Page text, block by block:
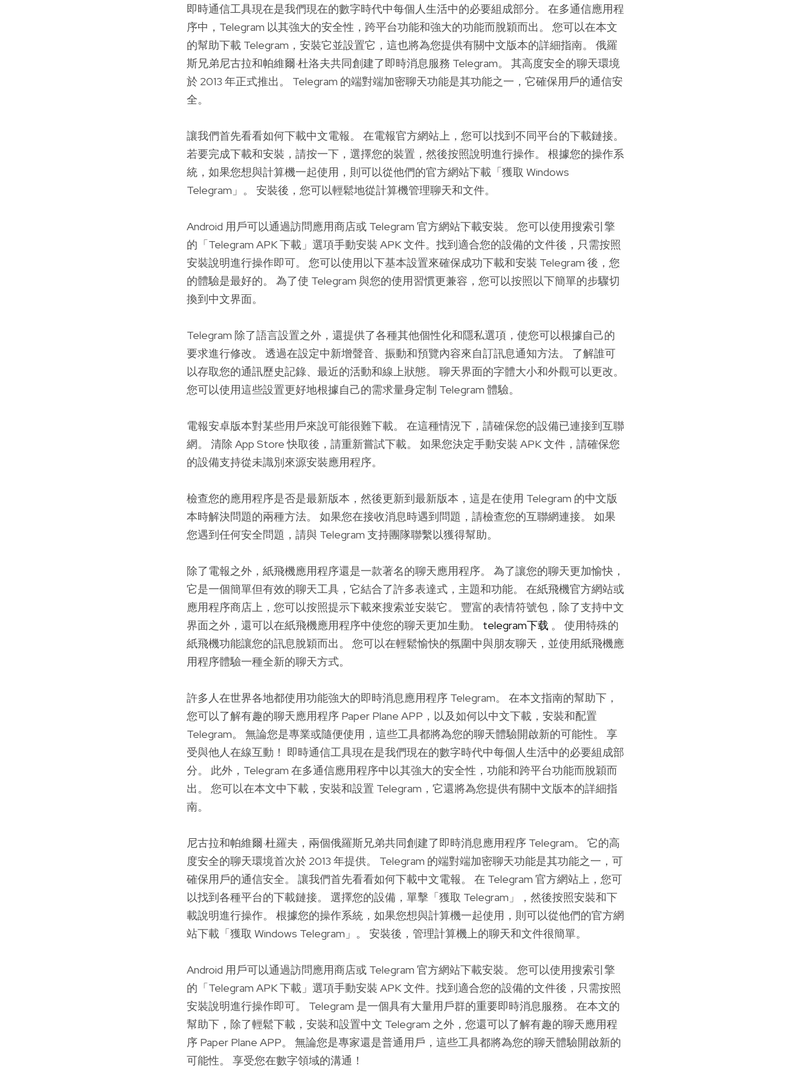
即時通信工具現在是我們現在的數字時代中每個人生活中的必要組成部分。 在多通信應用程
序中，Telegram 以其強大的安全性，跨平台功能和強大的功能而脫穎而出。 您可以在本文
的幫助下載 Telegram，安裝它並設置它，這也將為您提供有關中文版本的詳細指南。 俄羅
斯兄弟尼古拉和帕維爾·杜洛夫共同創建了即時消息服務 Telegram。 其高度安全的聊天環境
於 2013 年正式推出。 Telegram 的端對端加密聊天功能是其功能之一，它確保用戶的通信安
全。
讓我們首先看看如何下載中文電報。 在電報官方網站上，您可以找到不同平台的下載鏈接。
若要完成下載和安裝，請按一下，選擇您的裝置，然後按照說明進行操作。 根據您的操作系
統，如果您想與計算機一起使用，則可以從他們的官方網站下載「獲取 Windows
Telegram」。 安裝後，您可以輕鬆地從計算機管理聊天和文件。
Android 用戶可以通過訪問應用商店或 Telegram 官方網站下載安裝。 您可以使用搜索引擎
的「Telegram APK 下載」選項手動安裝 APK 文件。找到適合您的設備的文件後，只需按照
安裝說明進行操作即可。 您可以使用以下基本設置來確保成功下載和安裝 Telegram 後，您
的體驗是最好的。 為了使 Telegram 與您的使用習慣更兼容，您可以按照以下簡單的步驟切
換到中文界面。
Telegram 除了語言設置之外，還提供了各種其他個性化和隱私選項，使您可以根據自己的
要求進行修改。 透過在設定中新增聲音、振動和預覽內容來自訂訊息通知方法。 了解誰可
以存取您的通訊歷史記錄、最近的活動和線上狀態。 聊天界面的字體大小和外觀可以更改。
您可以使用這些設置更好地根據自己的需求量身定制 Telegram 體驗。
電報安卓版本對某些用戶來說可能很難下載。 在這種情況下，請確保您的設備已連接到互聯
網。 清除 App Store 快取後，請重新嘗試下載。 如果您決定手動安裝 APK 文件，請確保您
的設備支持從未識別來源安裝應用程序。
檢查您的應用程序是否是最新版本，然後更新到最新版本，這是在使用 Telegram 的中文版
本時解決問題的兩種方法。 如果您在接收消息時遇到問題，請檢查您的互聯網連接。 如果
您遇到任何安全問題，請與 Telegram 支持團隊聯繫以獲得幫助。
除了電報之外，紙飛機應用程序還是一款著名的聊天應用程序。 為了讓您的聊天更加愉快，
它是一個簡單但有效的聊天工具，它結合了許多表達式，主題和功能。 在紙飛機官方網站或
應用程序商店上，您可以按照提示下載來搜索並安裝它。 豐富的表情符號包，除了支持中文
界面之外，還可以在紙飛機應用程序中使您的聊天更加生動。 telegram下载 。 使用特殊的
紙飛機功能讓您的訊息脫穎而出。 您可以在輕鬆愉快的氛圍中與朋友聊天，並使用紙飛機應
用程序體驗一種全新的聊天方式。
許多人在世界各地都使用功能強大的即時消息應用程序 Telegram。 在本文指南的幫助下，
您可以了解有趣的聊天應用程序 Paper Plane APP，以及如何以中文下載，安裝和配置
Telegram。 無論您是專業或隨便使用，這些工具都將為您的聊天體驗開啟新的可能性。 享
受與他人在線互動！ 即時通信工具現在是我們現在的數字時代中每個人生活中的必要組成部
分。 此外，Telegram 在多通信應用程序中以其強大的安全性，功能和跨平台功能而脫穎而
出。 您可以在本文中下載，安裝和設置 Telegram，它還將為您提供有關中文版本的詳細指
南。
尼古拉和帕維爾·杜羅夫，兩個俄羅斯兄弟共同創建了即時消息應用程序 Telegram。 它的高
度安全的聊天環境首次於 2013 年提供。 Telegram 的端對端加密聊天功能是其功能之一，可
確保用戶的通信安全。 讓我們首先看看如何下載中文電報。 在 Telegram 官方網站上，您可
以找到各種平台的下載鏈接。 選擇您的設備，單擊「獲取 Telegram」，然後按照安裝和下
載說明進行操作。 根據您的操作系統，如果您想與計算機一起使用，則可以從他們的官方網
站下載「獲取 Windows Telegram」。 安裝後，管理計算機上的聊天和文件很簡單。
Android 用戶可以通過訪問應用商店或 Telegram 官方網站下載安裝。 您可以使用搜索引擎
的「Telegram APK 下載」選項手動安裝 APK 文件。找到適合您的設備的文件後，只需按照
安裝說明進行操作即可。 Telegram 是一個具有大量用戶群的重要即時消息服務。 在本文的
幫助下，除了輕鬆下載，安裝和設置中文 Telegram 之外，您還可以了解有趣的聊天應用程
序 Paper Plane APP。 無論您是專家還是普通用戶，這些工具都將為您的聊天體驗開啟新的
可能性。 享受您在數字領域的溝通！